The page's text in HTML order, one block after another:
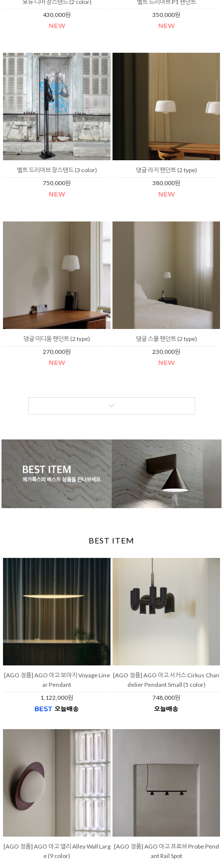
오뉴 디머 장스탠드 (2 color)
430,000원
벨트 드리아브 P1 팬던트
350,000원
벨트 드리아브 장스탠드 (3 color)
750,000원
댕글 라지 팬던트 (2 type)
380,000원
댕글 미디움 팬던트 (2 type)
270,000원
댕글 스몰 팬던트 (2 type)
230,000원
BEST ITEM
[AGO 정품] AGO 아고 보야지 Voyage Line
ar Pendant
1,122,000원
[AGO 정품] AGO 아고 서커스 Cirkus Chan
delier Pendant Small (5 color)
748,000원
[AGO 정품] AGO 아고 앨리 Alley Wall Larg
e (9 color)
[AGO 정품] AGO 아고 프로브 Probe Pend
ant Rail Spot